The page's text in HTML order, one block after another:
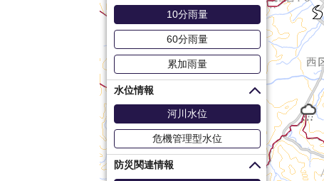
10分雨量
60分雨量
累加雨量
水位情報
河川水位
危機管理型水位
防災関連情報